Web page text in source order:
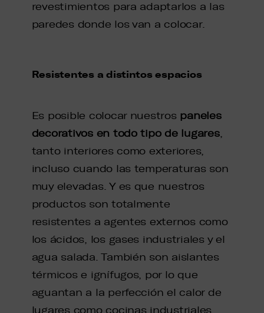
revestimientos para adaptarlos a las
paredes donde los van a colocar.
Resistentes a distintos espacios
Es posible colocar nuestros paneles
decorativos en todo tipo de lugares,
tanto interiores como exteriores,
incluso cuando las temperaturas son
muy elevadas. Y es que nuestros
productos son totalmente
resistentes a agentes externos como
los ácidos, los gases industriales y el
agua salada. También son aislantes
térmicos e ignífugos, por lo que
aguantan a la perfección el calor de
lugares como cocinas industriales.